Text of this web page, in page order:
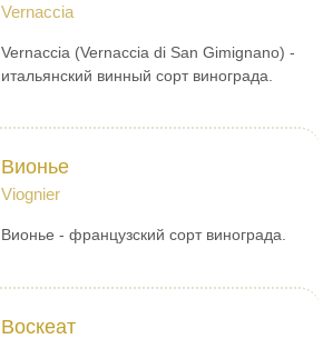
Vernaccia
Vernaccia (Vernaccia di San Gimignano) -
итальянский винный сорт винограда.
Вионье
Viognier
Вионье - французский сорт винограда.
Воскеат